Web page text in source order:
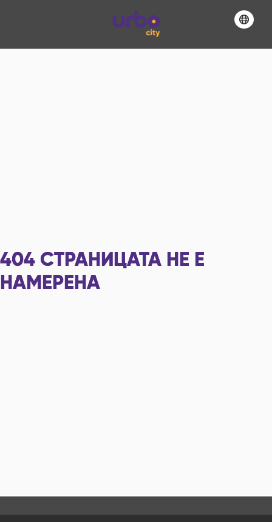
404 СТРАНИЦАТА НЕ Е
НАМЕРЕНА